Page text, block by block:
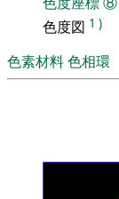
色度図 1 )
色素材料色相環